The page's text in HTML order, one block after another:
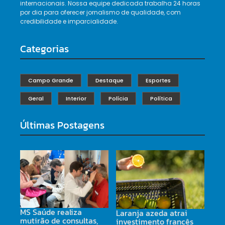
internacionais. Nossa equipe dedicada trabalha 24 horas
por dia para oferecer jornalismo de qualidade, com
credibilidade e imparcialidade.
Categorias
Campo Grande Destaque Esportes
Geral Interior Polícia Política
Últimas Postagens
MS Saúde realiza
mutirão de consultas,
Laranja azeda atrai
investimento francês